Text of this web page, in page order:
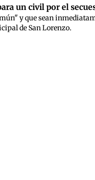
un civil por el
y que sean
de San Lorenzo.